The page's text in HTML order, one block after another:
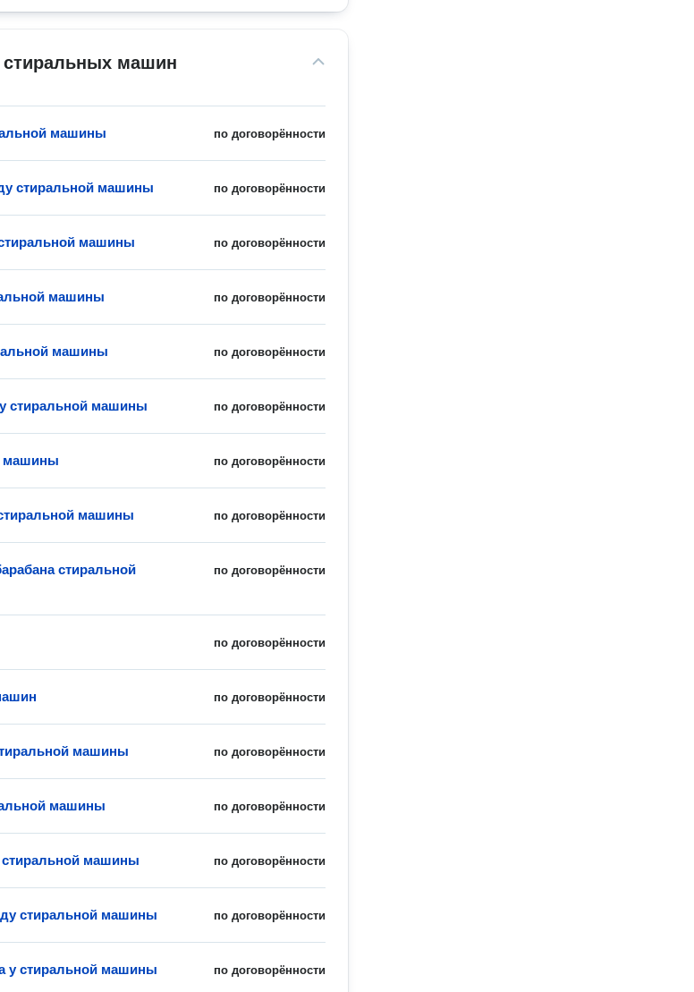
стиральных машин
по договорённости
машины
по договорённости
стиральной машины
по договорённости
машины
по договорённости
машины
по договорённости
машины
по договорённости
стиральной машины
по договорённости
машины
по договорённости
машины
по договорённости
стиральной
по договорённости
по договорённости
по договорённости
машины
по договорённости
машины
по договорённости
машины
по договорённости
стиральной машины
по договорённости
у стиральной машины